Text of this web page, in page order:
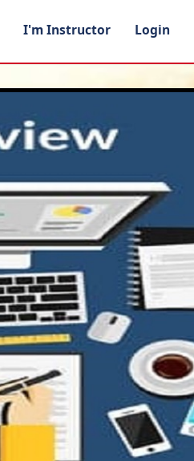
I'm Instructor Login